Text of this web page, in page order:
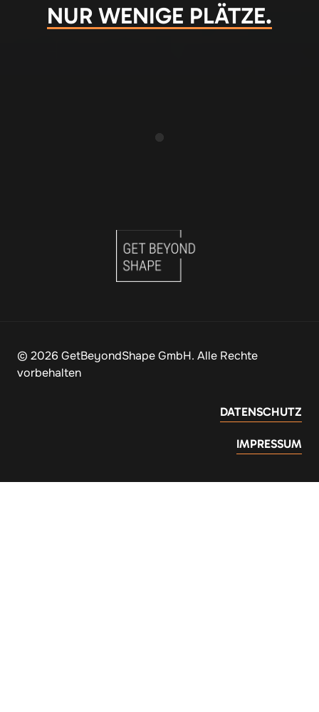
NUR WENIGE PLÄTZE.
© 2026 GetBeyondShape GmbH. Alle Rechte
vorbehalten
DATENSCHUTZ
IMPRESSUM